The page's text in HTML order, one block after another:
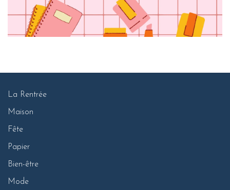
La Rentrée
Maison
Fête
Papier
Bien-être
Mode